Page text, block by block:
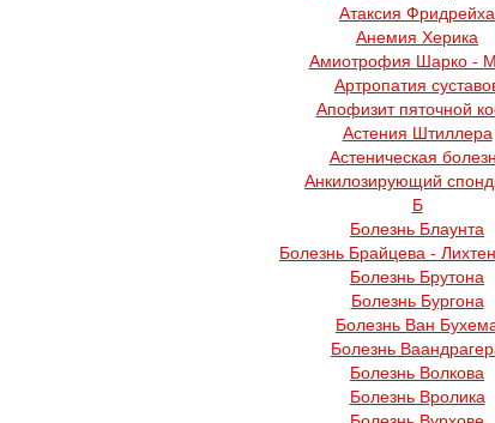
Атаксия Фридрейха
Анемия Херика
Амиотрофия Шарко -
Артропатия
Апофизит пяточной
Астения Штиллера
Астеническая
Анкилозирующий
Б
Болезнь Блаунта
Болезнь Брайцева -
Болезнь Брутона
Болезнь Бургона
Болезнь Ван
Болезнь
Болезнь Волкова
Болезнь Вролика